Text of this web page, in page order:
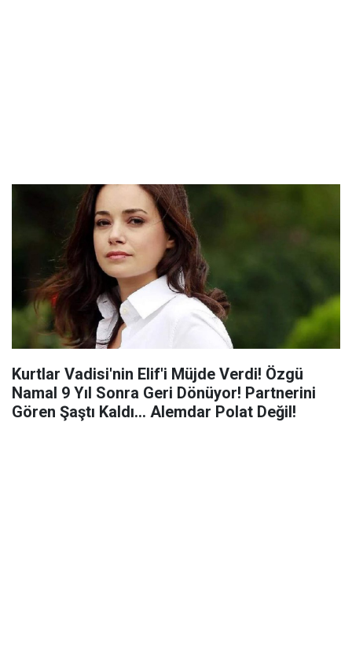
Kurtlar Vadisi'nin Elif'i Müjde Verdi! Özgü
Namal 9 Yıl Sonra Geri Dönüyor! Partnerini
Gören Şaştı Kaldı... Alemdar Polat Değil!